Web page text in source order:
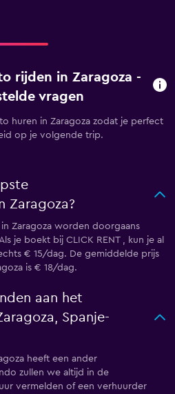
rijden in Zaragoza -
vragen
huren in Zaragoza zodat je perfect
op je volgende trip.
Zaragoza?
Zaragoza worden doorgaans
je boekt bij CLICK RENT , kun je al
€ 15/dag. De gemiddelde prijs
is € 18/dag.
aan het
Spanje-
heeft een ander
zullen we altijd in de
vermelden of een verhuurder